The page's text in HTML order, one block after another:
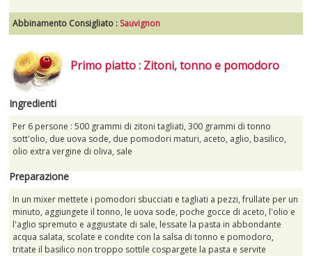
Abbinamento Consigliato : Sauvignon
Primo piatto : Zitoni, tonno e pomodoro
Ingredienti
Per 6 persone : 500 grammi di zitoni tagliati, 300 grammi di tonno
sott'olio, due uova sode, due pomodori maturi, aceto, aglio, basilico,
olio extra vergine di oliva, sale
Preparazione
In un mixer mettete i pomodori sbucciati e tagliati a pezzi, frullate per un
minuto, aggiungete il tonno, le uova sode, poche gocce di aceto, l'olio e
l'aglio spremuto e aggiustate di sale, lessate la pasta in abbondante
acqua salata, scolate e condite con la salsa di tonno e pomodoro,
tritate il basilico non troppo sottile cospargete la pasta e servite